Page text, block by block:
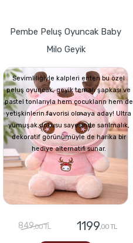
Pembe Peluş Oyuncak Baby
Milo Geyik
Sevimliliğiyle kalpleri eriten bu özel
peluş oyuncak, geyik temalı şapkası ve
pastel tonlarıyla hem çocukların hem de
yetişkinlerin favorisi olmaya aday! Ultra
yumuşak dokusu sayesinde sarılmalık,
dekoratif görünümüyle de harika bir
hediye alternatifi sunar.
849,00 TL 1199,00 TL